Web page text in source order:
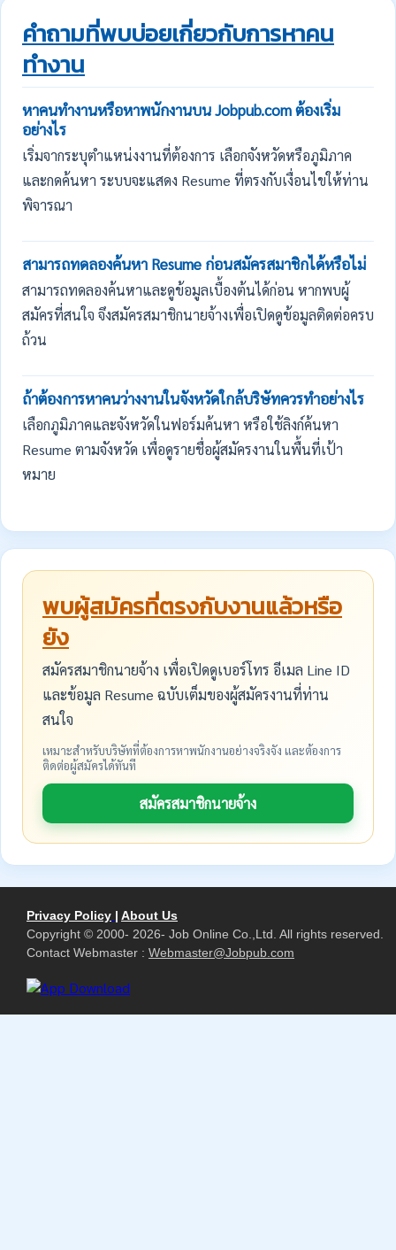
คำถามที่พบบ่อยเกี่ยวกับการหาคน
ทำงาน
หาคนทำงานหรือหาพนักงานบน Jobpub.com ต้องเริ่ม
อย่างไร
เริ่มจากระบุตำแหน่งงานที่ต้องการ เลือกจังหวัดหรือภูมิภาค
และกดค้นหา ระบบจะแสดง Resume ที่ตรงกับเงื่อนไขให้ท่าน
พิจารณา
สามารถทดลองค้นหา Resume ก่อนสมัครสมาชิกได้หรือไม่
สามารถทดลองค้นหาและดูข้อมูลเบื้องต้นได้ก่อน หากพบผู้
สมัครที่สนใจ จึงสมัครสมาชิกนายจ้างเพื่อเปิดดูข้อมูลติดต่อครบ
ถ้วน
ถ้าต้องการหาคนว่างงานในจังหวัดใกล้บริษัทควรทำอย่างไร
เลือกภูมิภาคและจังหวัดในฟอร์มค้นหา หรือใช้ลิงก์ค้นหา
Resume ตามจังหวัด เพื่อดูรายชื่อผู้สมัครงานในพื้นที่เป้า
หมาย
พบผู้สมัครที่ตรงกับงานแล้วหรือ
ยัง
สมัครสมาชิกนายจ้าง เพื่อเปิดดูเบอร์โทร อีเมล Line ID
และข้อมูล Resume ฉบับเต็มของผู้สมัครงานที่ท่าน
สนใจ
เหมาะสำหรับบริษัทที่ต้องการหาพนักงานอย่างจริงจัง และต้องการ
ติดต่อผู้สมัครได้ทันที
สมัครสมาชิกนายจ้าง
Privacy Policy | About Us
Copyright © 2000- 2026- Job Online Co.,Ltd. All rights reserved.
Contact Webmaster : Webmaster@Jobpub.com